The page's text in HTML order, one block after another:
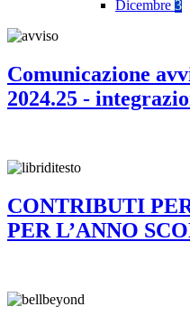
Dicembre 3
Comunicazione
2024.25 -
CONTRIBUTI
PER L’ANNO